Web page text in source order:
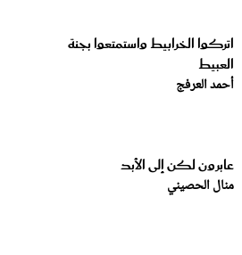
اتركوا الخرابيط واستمتعوا بجنة
العبيط
أحمد العرفج
عابرون لكن إلى الأبد
منال الحصيني